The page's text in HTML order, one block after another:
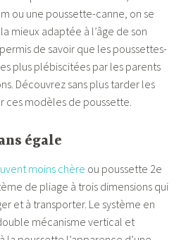
ou une poussette-canne, on se
mieux adaptée à l’âge de son
de savoir que les poussettes-
plus plébiscitées par les parents
Découvrez sans plus tarder les
ces modèles de poussette.
égale
moins chère ou poussette 2e
de pliage à trois dimensions qui
et à transporter. Le système en
mécanisme vertical et